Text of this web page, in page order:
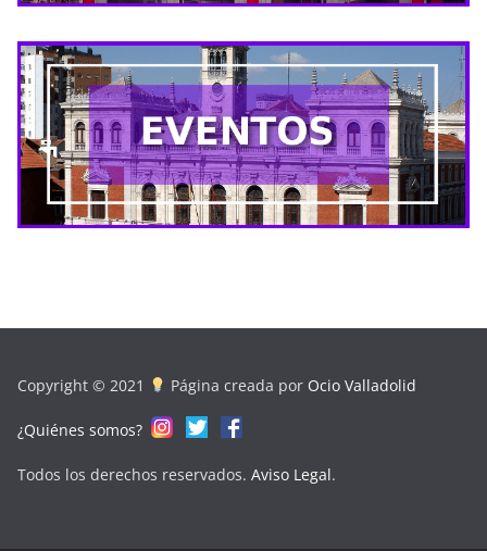
Copyright © 2021 Página creada por Ocio Valladolid
¿Quiénes somos?
Todos los derechos reservados. Aviso Legal.